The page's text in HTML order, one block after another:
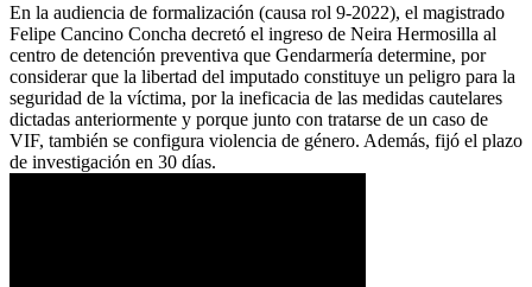
En la audiencia de formalización (causa rol 9-2022), el magistrado
Felipe Cancino Concha decretó el ingreso de Neira Hermosilla al
centro de detención preventiva que Gendarmería determine, por
considerar que la libertad del imputado constituye un peligro para la
seguridad de la víctima, por la ineficacia de las medidas cautelares
dictadas anteriormente y porque junto con tratarse de un caso de
VIF, también se configura violencia de género. Además, fijó el plazo
de investigación en 30 días.